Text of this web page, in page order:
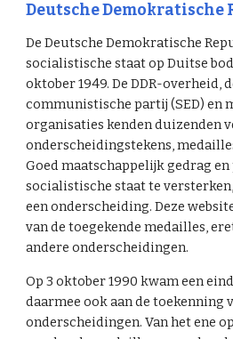
Deutsche Demokratische
De Deutsche Demokratische
socialistische staat op Duitse
oktober 1949. De DDR-overheid,
communistische partij (SED) en
organisaties kenden duizenden
onderscheidingstekens,
Goed maatschappelijk gedrag
socialistische staat te
een onderscheiding. Deze
van de toegekende medailles,
andere onderscheidingen.
Op 3 oktober 1990 kwam een
daarmee ook aan de toekenning
onderscheidingen. Van het ene